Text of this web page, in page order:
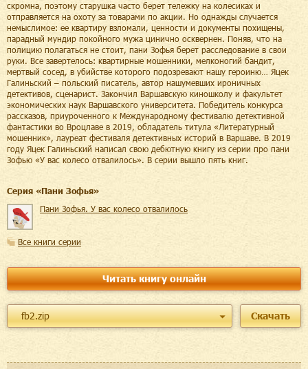
скромна, поэтому старушка часто берет тележку на колесиках и
отправляется на охоту за товарами по акции. Но однажды случается
немыслимое: ее квартиру взломали, ценности и документы похищены,
парадный мундир покойного мужа цинично осквернен. Поняв, что на
полицию полагаться не стоит, пани Зофья берет расследование в свои
руки. Все завертелось: квартирные мошенники, мелконогий бандит,
мертвый сосед, в убийстве которого подозревают нашу героиню… Яцек
Галиньский – польский писатель, автор нашумевших ироничных
детективов, сценарист. Закончил Варшавскую киношколу и факультет
экономических наук Варшавского университета. Победитель конкурса
рассказов, приуроченного к Международному фестивалю детективной
фантастики во Вроцлаве в 2019, обладатель титула «Литературный
мошенник», лауреат фестиваля детективных историй в Варшаве. В 2019
году Яцек Галиньский написал свою дебютную книгу из серии про пани
Зофью «У вас колесо отвалилось». В серии вышло пять книг.
Cерия «Пани Зофья»
Пани Зофья. У вас колесо отвалилось
Все книги серии
Читать книгу онлайн
fb2.zip Скачать